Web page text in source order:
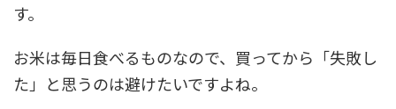
す。
お米は毎日食べるものなので、買ってから「失敗し
た」と思うのは避けたいですよね。